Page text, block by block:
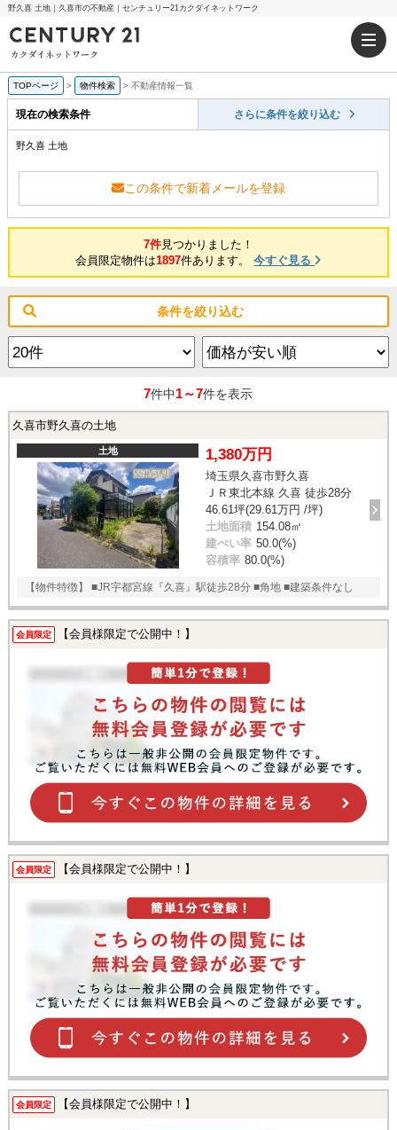
野久喜 土地｜久喜市の不動産｜センチュリー21カクダイネットワーク
TOPページ > 物件検索 > 不動産情報一覧
現在の検索条件 さらに条件を絞り込む
野久喜 土地
この条件で新着メールを登録
7件見つかりました！
会員限定物件は1897件あります。今すぐ見る
条件を絞り込む
7件中1～7件を表示
久喜市野久喜の土地
土地 1,380万円
埼玉県久喜市野久喜
ＪＲ東北本線 久喜 徒歩28分
46.61坪(29.61万円 /坪)
土地面積 154.08㎡
建ぺい率 50.0(%)
容積率 80.0(%)
【物件特徴】 ■JR宇都宮線『久喜』駅徒歩28分 ■角地 ■建築条件なし
会員限定 【会員様限定で公開中！】
会員限定 【会員様限定で公開中！】
会員限定 【会員様限定で公開中！】